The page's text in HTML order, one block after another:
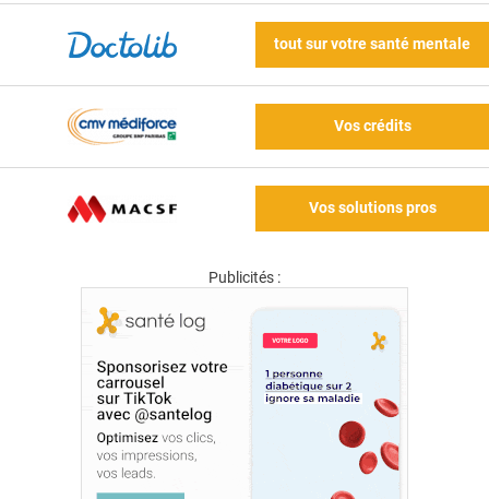
tout sur votre santé mentale
Vos crédits
Vos solutions pros
Publicités :